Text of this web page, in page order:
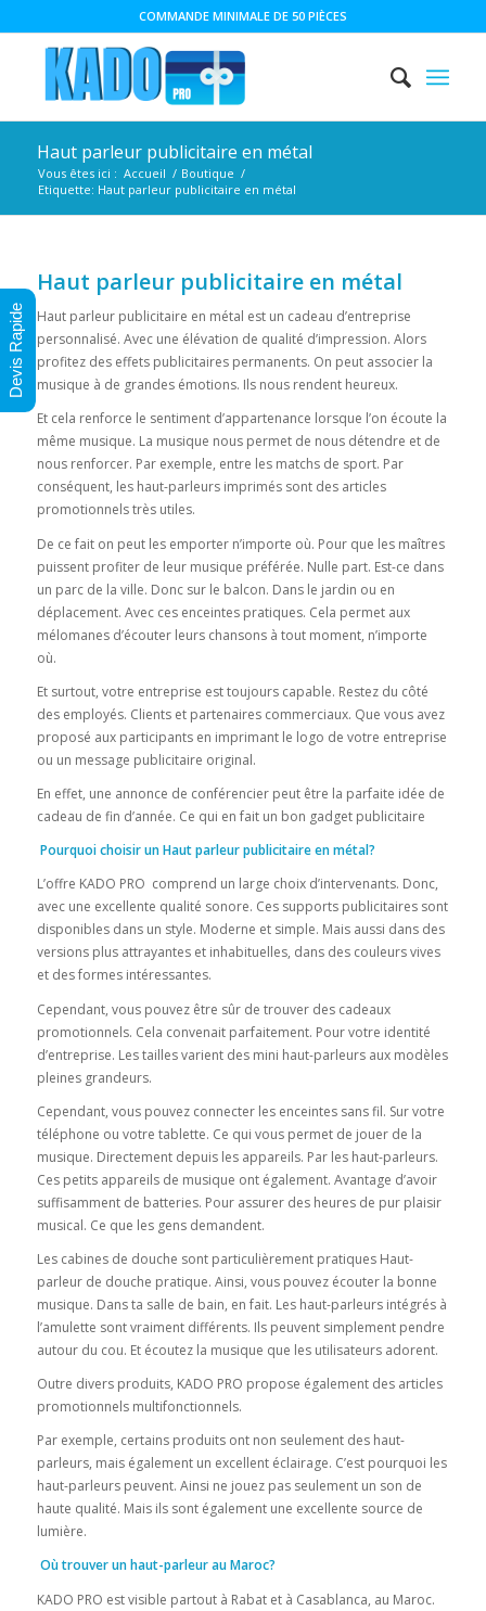
COMMANDE MINIMALE DE 50 PIÈCES
Haut parleur publicitaire en métal
Vous êtes ici : Accueil / Boutique /
Etiquette: Haut parleur publicitaire en métal
Haut parleur publicitaire en métal
Haut parleur publicitaire en métal est un cadeau d’entreprise
personnalisé. Avec une élévation de qualité d’impression. Alors
profitez des effets publicitaires permanents. On peut associer la
musique à de grandes émotions. Ils nous rendent heureux.
Et cela renforce le sentiment d’appartenance lorsque l’on écoute la
même musique. La musique nous permet de nous détendre et de
nous renforcer. Par exemple, entre les matchs de sport. Par
conséquent, les haut-parleurs imprimés sont des articles
promotionnels très utiles.
De ce fait on peut les emporter n’importe où. Pour que les maîtres
puissent profiter de leur musique préférée. Nulle part. Est-ce dans
un parc de la ville. Donc sur le balcon. Dans le jardin ou en
déplacement. Avec ces enceintes pratiques. Cela permet aux
mélomanes d’écouter leurs chansons à tout moment, n’importe
où.
Et surtout, votre entreprise est toujours capable. Restez du côté
des employés. Clients et partenaires commerciaux. Que vous avez
proposé aux participants en imprimant le logo de votre entreprise
ou un message publicitaire original.
En effet, une annonce de conférencier peut être la parfaite idée de
cadeau de fin d’année. Ce qui en fait un bon gadget publicitaire
Pourquoi choisir un Haut parleur publicitaire en métal?
L’offre KADO PRO comprend un large choix d’intervenants. Donc,
avec une excellente qualité sonore. Ces supports publicitaires sont
disponibles dans un style. Moderne et simple. Mais aussi dans des
versions plus attrayantes et inhabituelles, dans des couleurs vives
et des formes intéressantes.
Cependant, vous pouvez être sûr de trouver des cadeaux
promotionnels. Cela convenait parfaitement. Pour votre identité
d’entreprise. Les tailles varient des mini haut-parleurs aux modèles
pleines grandeurs.
Cependant, vous pouvez connecter les enceintes sans fil. Sur votre
téléphone ou votre tablette. Ce qui vous permet de jouer de la
musique. Directement depuis les appareils. Par les haut-parleurs.
Ces petits appareils de musique ont également. Avantage d’avoir
suffisamment de batteries. Pour assurer des heures de pur plaisir
musical. Ce que les gens demandent.
Les cabines de douche sont particulièrement pratiques Haut-
parleur de douche pratique. Ainsi, vous pouvez écouter la bonne
musique. Dans ta salle de bain, en fait. Les haut-parleurs intégrés à
l’amulette sont vraiment différents. Ils peuvent simplement pendre
autour du cou. Et écoutez la musique que les utilisateurs adorent.
Outre divers produits, KADO PRO propose également des articles
promotionnels multifonctionnels.
Par exemple, certains produits ont non seulement des haut-
parleurs, mais également un excellent éclairage. C’est pourquoi les
haut-parleurs peuvent. Ainsi ne jouez pas seulement un son de
haute qualité. Mais ils sont également une excellente source de
lumière.
Où trouver un haut-parleur au Maroc?
KADO PRO est visible partout à Rabat et à Casablanca, au Maroc.
Devis Rapide